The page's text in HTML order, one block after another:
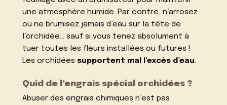
une atmosphère humide. Par contre, n’arrosez
ou ne brumisez jamais d’eau sur la tête de
l’orchidée… sauf si vous tenez absolument à
tuer toutes les fleurs installées ou futures !
Les orchidées supportent mal l’excès d’eau.
Quid de l’engrais spécial orchidées ?
Abuser des engrais chimiques n’est pas